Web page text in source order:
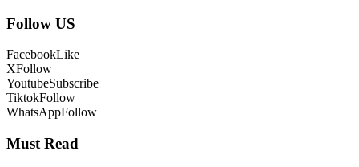
Follow US
FacebookLike
XFollow
YoutubeSubscribe
TiktokFollow
WhatsAppFollow
Must Read